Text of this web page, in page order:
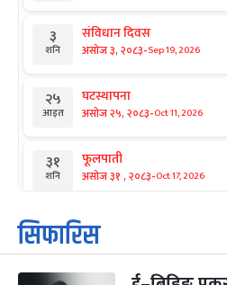
३
शनि
संविधान दिवस
असोज ३, २०८३-Sep 19, 2026
२५
आइत
घटस्थापना
असोज २५, २०८३-Oct 11, 2026
३१
शनि
फूलपाती
असोज ३१ , २०८३-Oct 17, 2026
१
आइत
कार्तिक सङ्क्रान्ति
कार्तिक १, २०८३
सिफारिस